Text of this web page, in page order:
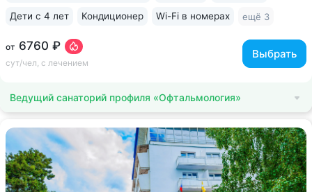
от 6760 ₽
сут/чел, с лечением
Выбрать
Дети с 4 лет Кондиционер Wi-Fi в номерах ещё 3
Ведущий санаторий профиля «Офтальмология»